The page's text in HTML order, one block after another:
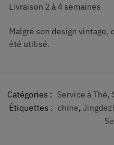
Livraison 2 à 4 semaines
Malgré son design vintage,
été utilisé.
Catégories : Service à Thé,
Étiquettes : chine,